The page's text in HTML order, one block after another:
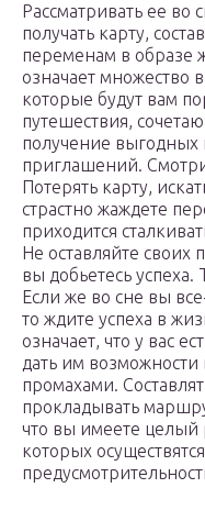
Рассматривать ее во
получать карту,
переменам в образе
означает множество
которые будут вам
путешествия,
получение
приглашений.
Потерять карту,
страстно жаждете
приходится
Не оставляйте
вы добьетесь успеха.
Если же во сне вы
то ждите успеха в
означает, что у вас
дать им возможности
промахами.
прокладывать
что вы имеете целый
которых